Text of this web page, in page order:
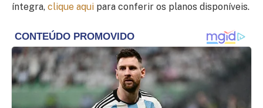
íntegra, clique aqui para conferir os planos disponíveis.